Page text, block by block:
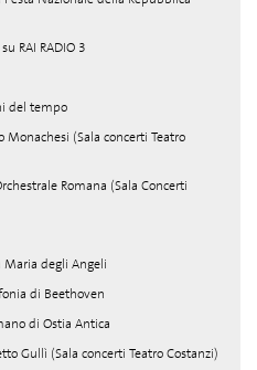
RAI RADIO 3
del tempo
(Sala concerti Teatro
Romana (Sala Concerti
degli Angeli
di Beethoven
di Ostia Antica
Gullì (Sala concerti Teatro Costanzi)